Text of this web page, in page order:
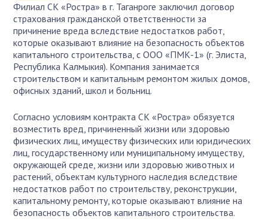
Филиал СК «Ростра» в г. Таганроге заключил договор
страхования гражданской ответственности за
причинение вреда вследствие недостатков работ,
которые оказывают влияние на безопасность объектов
капитального строительства, с ООО «ПМК-1» (г. Элиста,
Республика Калмыкия). Компания занимается
строительством и капитальным ремонтом жилых домов,
офисных зданий, школ и больниц.
Согласно условиям контракта СК «Ростра» обязуется
возместить вред, причиненный жизни или здоровью
физических лиц, имуществу физических или юридических
лиц, государственному или муниципальному имуществу,
окружающей среде, жизни или здоровью животных и
растений, объектам культурного наследия вследствие
недостатков работ по строительству, реконструкции,
капитальному ремонту, которые оказывают влияние на
безопасность объектов капитального строительства.